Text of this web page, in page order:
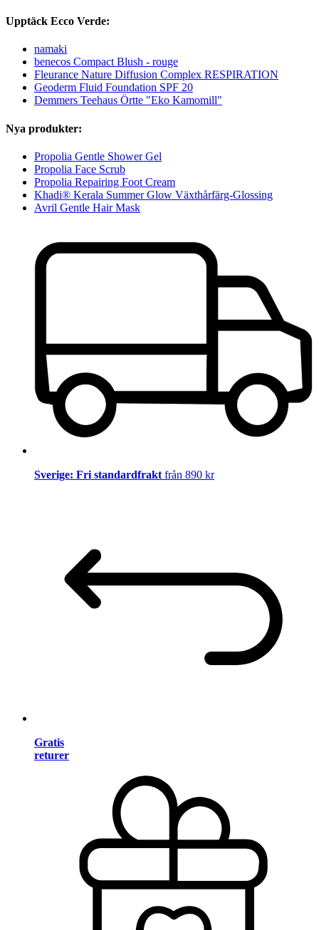
Upptäck Ecco Verde:
namaki
benecos Compact Blush - rouge
Fleurance Nature Diffusion Complex RESPIRATION
Geoderm Fluid Foundation SPF 20
Demmers Teehaus Örtte "Eko Kamomill"
Nya produkter:
Propolia Gentle Shower Gel
Propolia Face Scrub
Propolia Repairing Foot Cream
Khadi® Kerala Summer Glow Växthårfärg-Glossing
Avril Gentle Hair Mask
Sverige: Fri standardfrakt från 890 kr
Gratis
returer